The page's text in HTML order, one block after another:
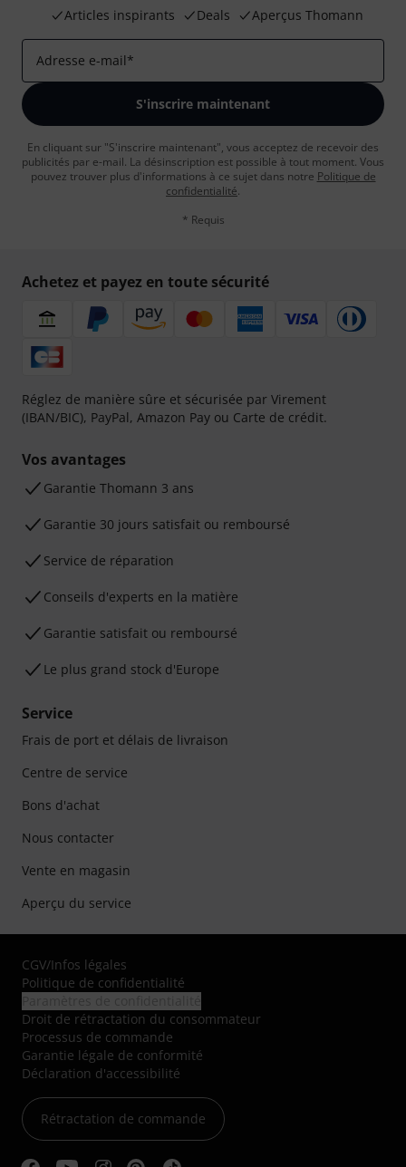
Articles inspirants
Deals Aperçus Thomann
Adresse e-mail*
S'inscrire maintenant
En cliquant sur "S'inscrire maintenant", vous acceptez de recevoir des
publicités par e-mail. La désinscription est possible à tout moment. Vous
pouvez trouver plus d'informations à ce sujet dans notre Politique de
confidentialité.
* Requis
Achetez et payez en toute sécurité
Réglez de manière sûre et sécurisée par Virement
(IBAN/BIC), PayPal, Amazon Pay ou Carte de crédit.
Vos avantages
Ga­ran­tie Thomann 3 ans
Garantie 30 jours satisfait ou remboursé
Service de réparation
Conseils d'experts en la matière
Garantie satisfait ou remboursé
Le plus grand stock d'Europe
Service
Frais de port et délais de livraison
Centre de service
Bons d'achat
Nous contacter
Vente en magasin
Aperçu du service
CGV/Infos légales
Politique de confidentialité
Droit de rétractation du consommateur
Processus de commande
Garantie légale de conformité
Déclaration d'accessibilité
Rétractation de commande